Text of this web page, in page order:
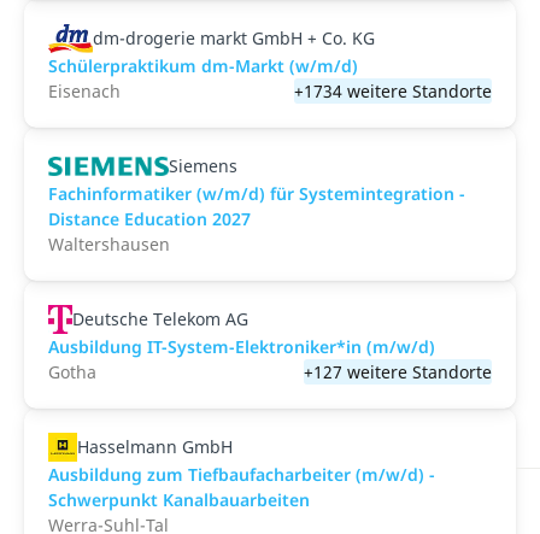
dm-drogerie markt GmbH + Co. KG
Schülerpraktikum dm-Markt (w/m/d)
Eisenach
+1734 weitere Standorte
Siemens
Fachinformatiker (w/m/d) für Systemintegration -
Distance Education 2027
Waltershausen
Deutsche Telekom AG
Ausbildung IT-System-Elektroniker*in (m/w/d)
Gotha
+127 weitere Standorte
Hasselmann GmbH
Ausbildung zum Tiefbaufacharbeiter (m/w/d) -
Schwerpunkt Kanalbauarbeiten
Werra-Suhl-Tal